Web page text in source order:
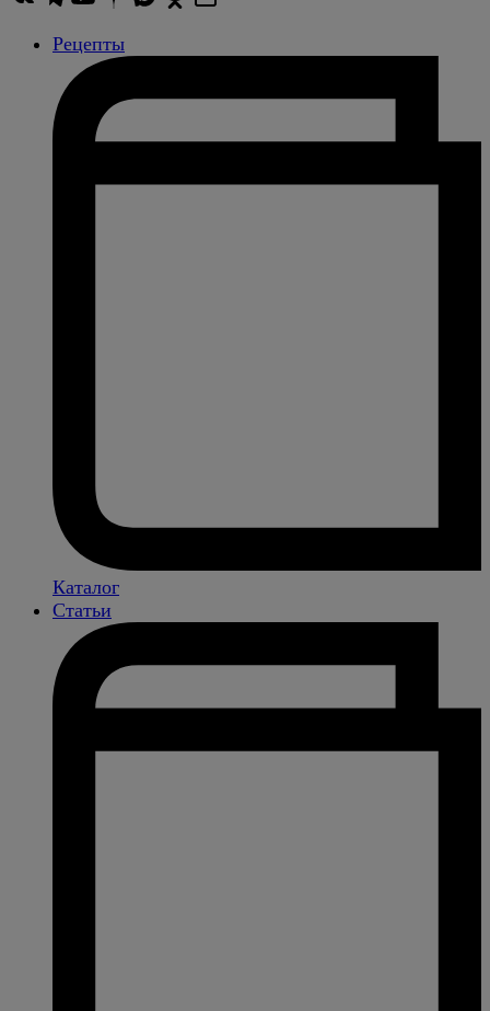
Рецепты
Каталог
Статьи